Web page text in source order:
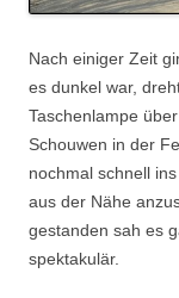
Nach einiger Zeit
es dunkel war,
Taschenlampe
Schouwen in der
nochmal schnell
aus der Nähe
gestanden sah es
spektakulär.